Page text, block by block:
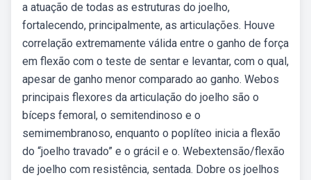
a atuação de todas as estruturas do joelho,
fortalecendo, principalmente, as articulações. Houve
correlação extremamente válida entre o ganho de força
em flexão com o teste de sentar e levantar, com o qual,
apesar de ganho menor comparado ao ganho. Webos
principais flexores da articulação do joelho são o
bíceps femoral, o semitendinoso e o
semimembranoso, enquanto o poplíteo inicia a flexão
do “joelho travado” e o grácil e o. Webextensão/flexão
de joelho com resistência, sentada. Dobre os joelhos